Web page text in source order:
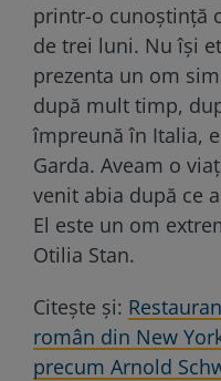
printr-o cunoștință
de trei luni. Nu își
prezenta un om
după mult timp,
împreună în Italia,
Garda. Aveam o
venit abia după ce
El este un om
Otilia Stan.
Citeşte şi:
român din New
precum Arnold